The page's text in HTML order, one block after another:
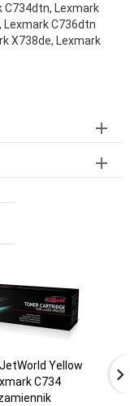
C734dtn, Lexmark
Lexmark C736dtn
X738de, Lexmark
Yellow
C734